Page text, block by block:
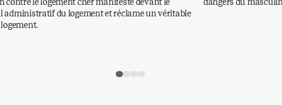
administratif du logement et réclame un véritable